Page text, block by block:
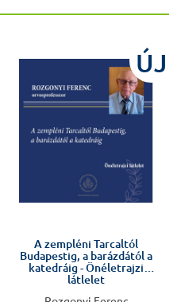
ÚJ
A zempléni Tarcaltól
Budapestig, a barázdától a
katedráig - Önéletrajzi
látlelet